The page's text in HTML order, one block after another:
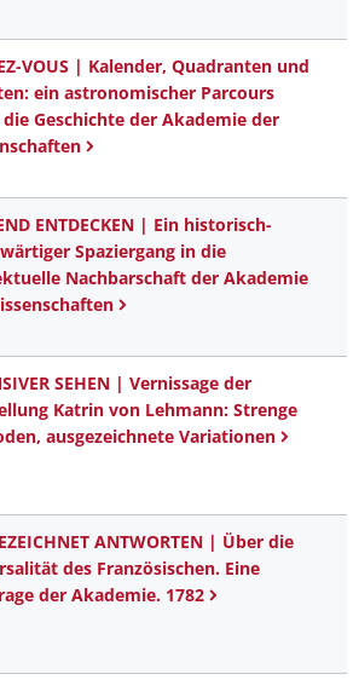
VOUS | Kalender, Quadranten und
ein astronomischer Parcours
Geschichte der Akademie der
ENTDECKEN | Ein historisch-
Spaziergang in die
Nachbarschaft der Akademie
SEHEN | Vernissage der
Katrin von Lehmann: Strenge
ausgezeichnete Variationen
ANTWORTEN | Über die
des Französischen. Eine
der Akademie. 1782